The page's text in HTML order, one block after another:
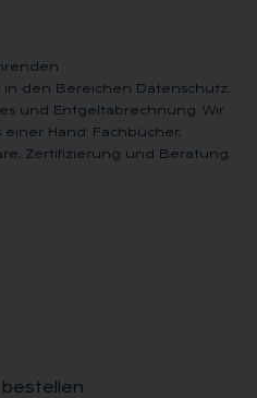
den Bereichen Datenschutz,
und Entgeltabrechnung. Wir
Hand: Fachbücher,
Zertifizierung und Beratung.